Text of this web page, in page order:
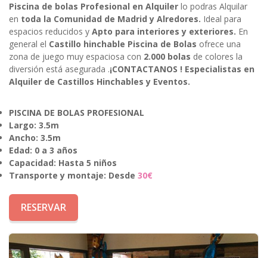
Piscina de bolas Profesional en Alquiler lo podras Alquilar
en toda la Comunidad de Madrid y Alredores. Ideal para
espacios reducidos y Apto para interiores y exteriores. En
general el Castillo hinchable Piscina de Bolas ofrece una
zona de juego muy espaciosa con 2.000 bolas de colores la
diversión está asegurada .¡CONTACTANOS ! Especialistas en
Alquiler de Castillos Hinchables y Eventos.
PISCINA DE BOLAS PROFESIONAL
Largo: 3.5m
Ancho: 3.5m
Edad: 0 a 3 años
Capacidad: Hasta 5 niños
Transporte y montaje: Desde 30€
RESERVAR